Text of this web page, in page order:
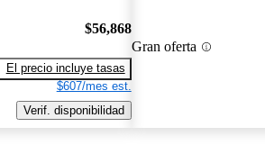
$56,868
El precio incluye tasas
$607/mes est.
Verif. disponibilidad
Gran oferta